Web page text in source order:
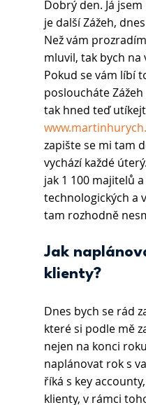
Dobrý den. Já
je další Zážeh,
Než vám
mluvil, tak bych
Pokud se vám líbí
posloucháte
tak hned teď
zapište se mi tam
vychází každé
jak 1 100 majitelů
technologických a
tam rozhodně
Jak
klienty?
Dnes bych se rád
které si podle mě
nejen na konci
naplánovat rok s
říká s key
klienty, v rámci